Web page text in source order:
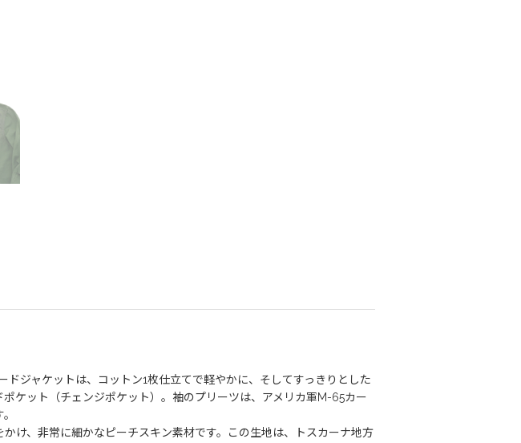
ジャケットは、コットン1枚仕立てで軽やかに、そしてすっきりとした
ケット（チェンジポケット）。袖のプリーツは、アメリカ軍M-65カー
け、非常に細かなピーチスキン素材です。この生地は、トスカーナ地方